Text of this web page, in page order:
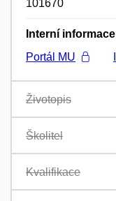
101670
Interní informace
Portál MU
Životopis
Školitel
Kvalifikace